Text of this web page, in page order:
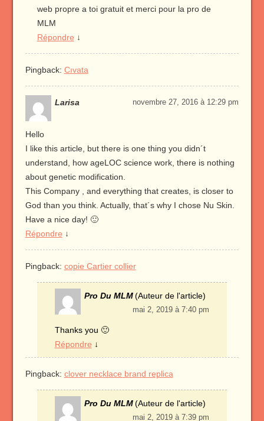
web propre a toi gratuit et merci pour la pro de
MLM
Répondre ↓
Pingback: Cıvata
Larisa novembre 27, 2016 à 12:29 pm
Hello
I like this article, but there is one thing you didn´t
understand, how ageLOC science work, there is nothing
about genetic modification.
This Company , and everything that creates, is closer to
God than you think. Actually, that´s why I chose Nu Skin.
Have a nice day! 🙂
Répondre ↓
Pingback: copie Cartier collier
Pro Du MLM (Auteur de l'article)
mai 2, 2019 à 7:40 pm
Thanks you 🙂
Répondre ↓
Pingback: clover necklace brand replica
Pro Du MLM (Auteur de l'article)
mai 2, 2019 à 7:39 pm